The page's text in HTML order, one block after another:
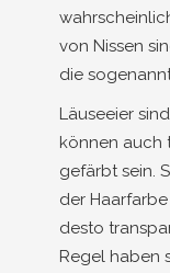
von Nissen
die
Läuseeier
können auch
gefärbt sein.
der Haarfarbe
desto
Regel haben